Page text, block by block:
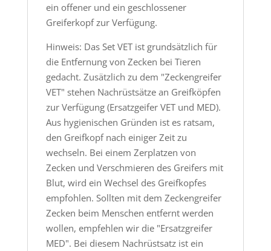
ein offener und ein geschlossener
Greiferkopf zur Verfügung.
Hinweis: Das Set VET ist grundsätzlich für
die Entfernung von Zecken bei Tieren
gedacht. Zusätzlich zu dem "Zeckengreifer
VET" stehen Nachrüstsätze an Greifköpfen
zur Verfügung (Ersatzgeifer VET und MED).
Aus hygienischen Gründen ist es ratsam,
den Greifkopf nach einiger Zeit zu
wechseln. Bei einem Zerplatzen von
Zecken und Verschmieren des Greifers mit
Blut, wird ein Wechsel des Greifkopfes
empfohlen. Sollten mit dem Zeckengreifer
Zecken beim Menschen entfernt werden
wollen, empfehlen wir die "Ersatzgreifer
MED". Bei diesem Nachrüstsatz ist ein